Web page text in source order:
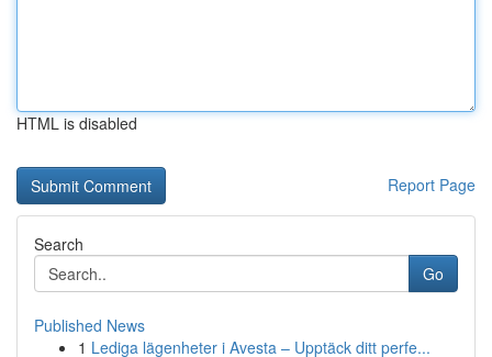
HTML is disabled
Report Page
Search
Go
Published News
1 Lediga lägenheter i Avesta – Upptäck ditt perfe...